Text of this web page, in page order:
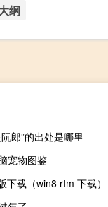
纲
郎”的出处是哪里
宠物图鉴
下载（win8 rtm 下载）